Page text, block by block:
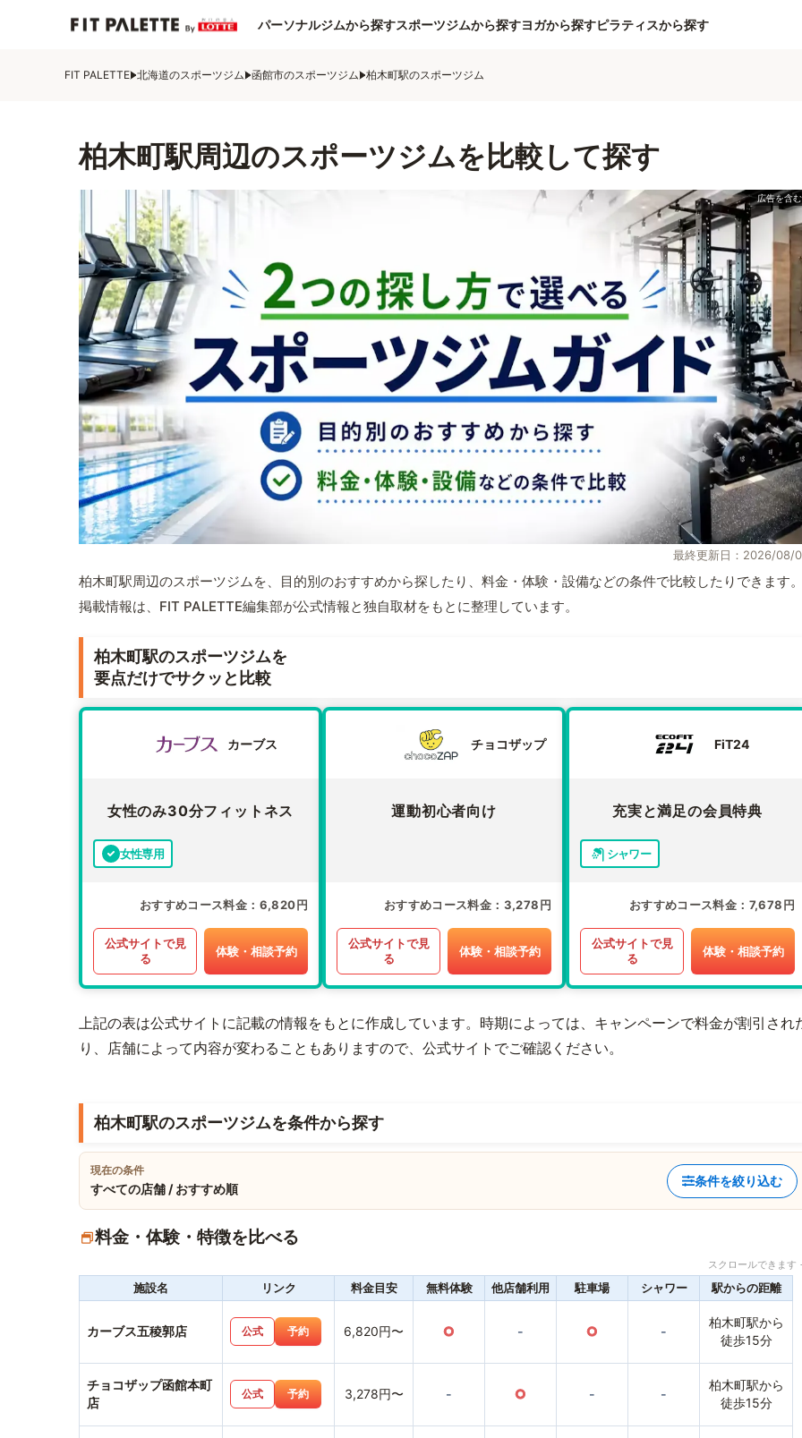
パーソナルジムから探すスポーツジムから探すヨガから探すピラティスから探す
FIT PALETTE 北海道のスポーツジム 函館市のスポーツジム 柏木町駅のスポーツジム
柏木町駅周辺のスポーツジムを比較して探す
最終更新日：2026/08/
柏木町駅周辺のスポーツジムを、目的別のおすすめから探したり、料金・体験・設備などの条件で比較したりできます
掲載情報は、FIT PALETTE編集部が公式情報と独自取材をもとに整理しています。
柏木町駅のスポーツジムを
要点だけでサクッと比較
カーブス
女性のみ30分フィットネス
女性専用
おすすめコース料金 6,820円
公式サイトで見
る
体験・相談予約
チョコザップ
運動初心者向け
おすすめコース料金 3,278円
公式サイトで見
る
体験・相談予約
FiT24
充実と満足の会員特典
シャワー
おすすめコース料金 7,678円
公式サイトで見
る
体験・相談予約
上記の表は公式サイトに記載の情報をもとに作成しています。時期によっては、キャンペーンで料金が割引され
り、店舗によって内容が変わることもありますので、公式サイトでご確認ください。
柏木町駅のスポーツジムを条件から探す
現在の条件
すべての店舗 / おすすめ順
条件を絞り込む
料金・体験・特徴を比べる
スクロールできま
施設名 リンク 料金目安 無料体験 他店舗利用 駐車場 シャワー 駅からの距離
カーブス五稜郭店 公式 予約 6,820円〜 ○ - ○ -
柏木町駅から
徒歩15分
チョコザップ函館本町
店
公式 予約 3,278円〜 - ○ - -
柏木町駅から
徒歩15分